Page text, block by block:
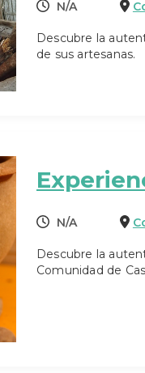
N/A
Descubre la
de sus artesanas.
N/A
Descubre la
Comunidad de